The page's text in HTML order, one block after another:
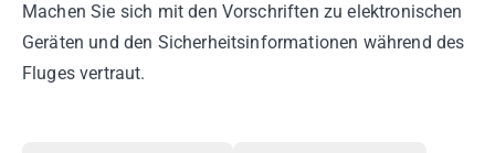
Machen Sie sich mit den Vorschriften zu elektronischen
Geräten und den Sicherheitsinformationen während des
Fluges vertraut.